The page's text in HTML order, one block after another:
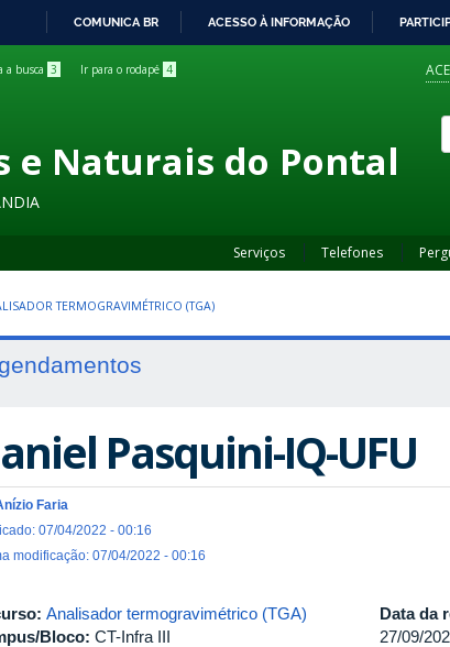
COMUNICA BR ACESSO À INFORMAÇÃO
a busca 3 Ir para o rodapé 4
e Naturais do Pontal
Serviços Telefones
TERMOGRAVIMÉTRICO (TGA)
Pasquini-IQ-UFU
Faria
07/04/2022 - 00:16
modificação: 07/04/2022 - 00:16
Analisador termogravimétrico (TGA)
Bloco: CT-Infra III
Data da
27/09/